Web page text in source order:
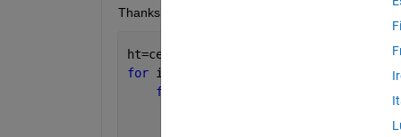
Thanks in advance.
ht=cell(3);
for i=1:3
for